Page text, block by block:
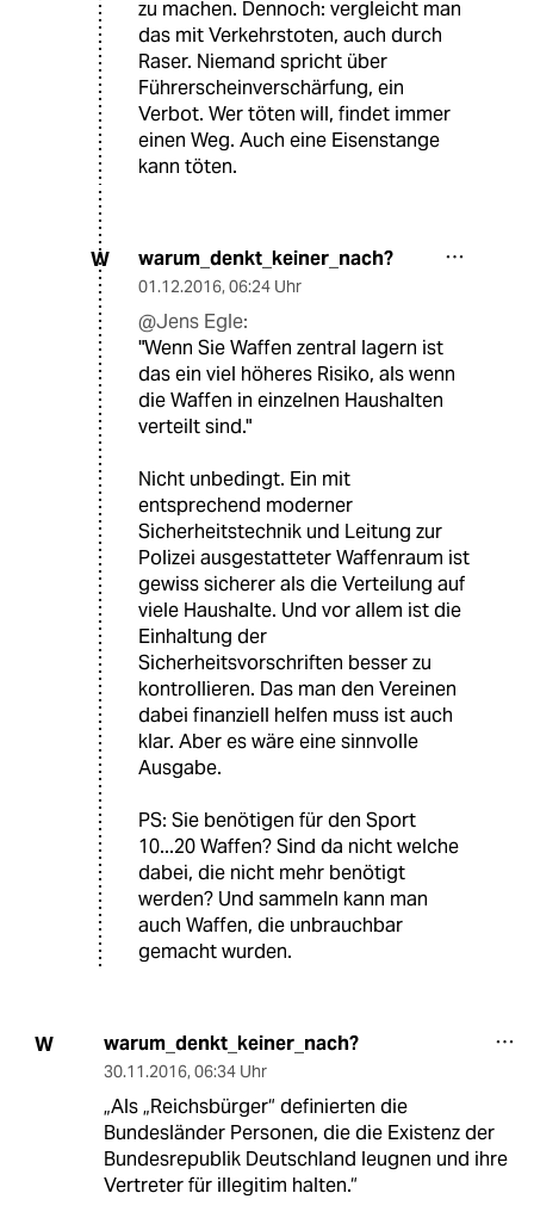
zu machen. Dennoch: vergleicht man
das mit Verkehrstoten, auch durch
Raser. Niemand spricht über
Führerscheinverschärfung, ein
Verbot. Wer töten will, findet immer
einen Weg. Auch eine Eisenstange
kann töten.
W warum_denkt_keiner_nach?
01.12.2016, 06:24 Uhr
@Jens Egle:
"Wenn Sie Waffen zentral lagern ist
das ein viel höheres Risiko, als wenn
die Waffen in einzelnen Haushalten
verteilt sind."
Nicht unbedingt. Ein mit
entsprechend moderner
Sicherheitstechnik und Leitung zur
Polizei ausgestatteter Waffenraum ist
gewiss sicherer als die Verteilung auf
viele Haushalte. Und vor allem ist die
Einhaltung der
Sicherheitsvorschriften besser zu
kontrollieren. Das man den Vereinen
dabei finanziell helfen muss ist auch
klar. Aber es wäre eine sinnvolle
Ausgabe.
PS: Sie benötigen für den Sport
10...20 Waffen? Sind da nicht welche
dabei, die nicht mehr benötigt
werden? Und sammeln kann man
auch Waffen, die unbrauchbar
gemacht wurden.
W warum_denkt_keiner_nach?
30.11.2016, 06:34 Uhr
„Als „Reichsbürger“ definierten die
Bundesländer Personen, die die Existenz der
Bundesrepublik Deutschland leugnen und ihre
Vertreter für illegitim halten.“